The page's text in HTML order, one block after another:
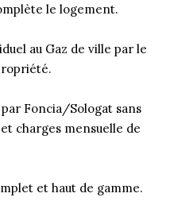
le logement.
au Gaz de ville par le
Foncia/Sologat sans
charges mensuelle de
et haut de gamme.